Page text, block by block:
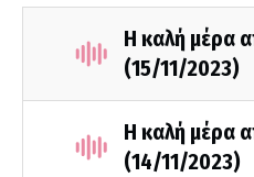
Η καλή μέρα
(15/11/2023)
Η καλή μέρα
(14/11/2023)